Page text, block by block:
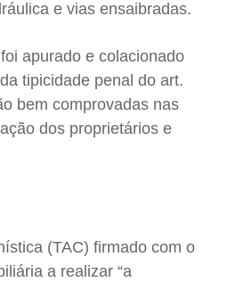
e vias ensaibradas.
apurado e colacionado
tipicidade penal do art.
bem comprovadas nas
dos proprietários e
(TAC) firmado com o
a realizar “a